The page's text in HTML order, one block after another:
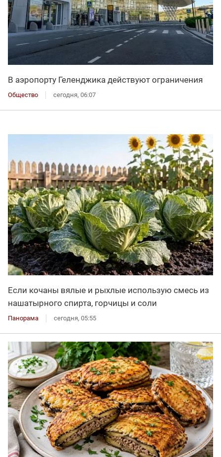
В аэропорту Геленджика действуют ограничения
Общество сегодня, 06:07
Если кочаны вялые и рыхлые использую смесь из
нашатырного спирта, горчицы и соли
Панорама сегодня, 05:55